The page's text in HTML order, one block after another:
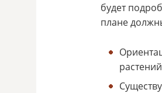
будет
плане